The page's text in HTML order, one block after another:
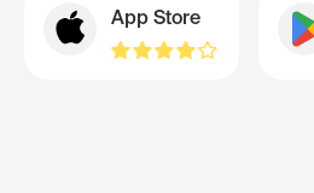
App Store